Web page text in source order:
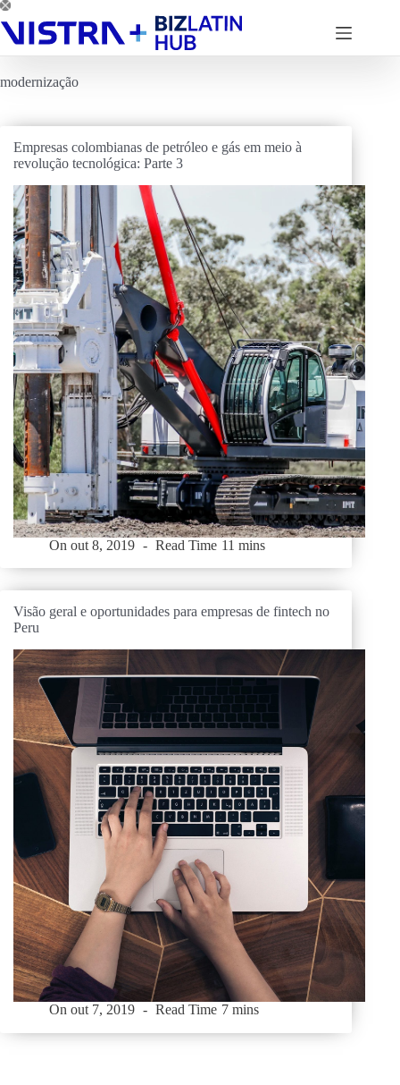
Pular
para
conteúdo
modernização
Empresas colombianas de petróleo e gás em meio à
revolução tecnológica: Parte 3
On out 8, 2019 Read Time 11 mins
Visão geral e oportunidades para empresas de fintech no
Peru
On out 7, 2019 Read Time 7 mins